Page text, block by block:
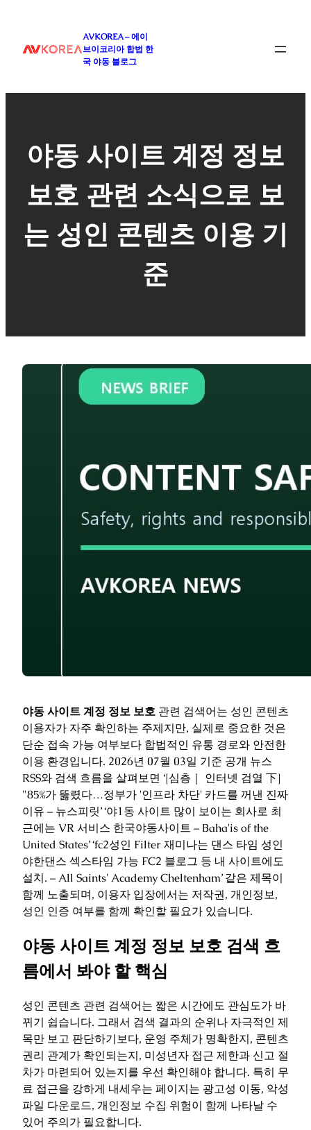
로
AVKOREA – 에이
브이코리아 합법 한
국 야동 블로그
야동 사이트 계정 정보
보호 관련 소식으로 보
는 성인 콘텐츠 이용 기
준
야동 사이트 계정 정보 보호 관련 검색어는 성인 콘텐츠
이용자가 자주 확인하는 주제지만, 실제로 중요한 것은
단순 접속 가능 여부보다 합법적인 유통 경로와 안전한
이용 환경입니다. 2026년 07월 03일 기준 공개 뉴스
RSS와 검색 흐름을 살펴보면 ‘[심층｜ 인터넷 검열 下]
"85%가 뚫렸다…정부가 '인프라 차단' 카드를 꺼낸 진짜
이유 – 뉴스피릿’ ‘야1동 사이트 많이 보이는 회사로 최
근에는 VR 서비스 한국야동사이트 – Baha'is of the
United States’ ‘fc2성인 Filter 재미나는 댄스 타임 성인
야한댄스 섹스타임 가능 FC2 블로그 등 내 사이트에도
설치. – All Saints' Academy Cheltenham’ 같은 제목이
함께 노출되며, 이용자 입장에서는 저작권, 개인정보,
성인 인증 여부를 함께 확인할 필요가 있습니다.
야동 사이트 계정 정보 보호 검색 흐
름에서 봐야 할 핵심
성인 콘텐츠 관련 검색어는 짧은 시간에도 관심도가 바
뀌기 쉽습니다. 그래서 검색 결과의 순위나 자극적인 제
목만 보고 판단하기보다, 운영 주체가 명확한지, 콘텐츠
권리 관계가 확인되는지, 미성년자 접근 제한과 신고 절
차가 마련되어 있는지를 우선 확인해야 합니다. 특히 무
료 접근을 강하게 내세우는 페이지는 광고성 이동, 악성
파일 다운로드, 개인정보 수집 위험이 함께 나타날 수
있어 주의가 필요합니다.